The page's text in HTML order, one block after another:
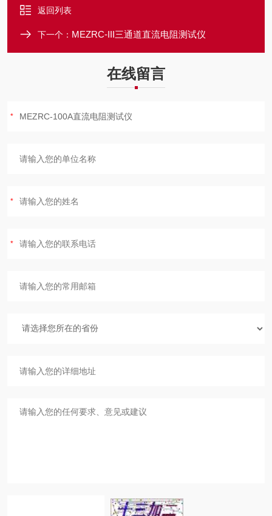
返回列表
下一个： MEZRC-III三通道直流电阻测试仪
在线留言